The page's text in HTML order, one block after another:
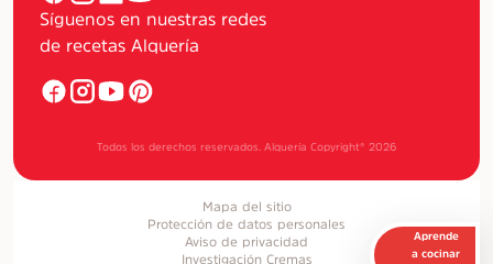
Síguenos en nuestras redes
de recetas Alquería
Todos los derechos reservados. Alquería Copyright® 2026
Mapa del sitio
Protección de datos personales
Aviso de privacidad
Investigación Cremas
Aprende
a cocinar